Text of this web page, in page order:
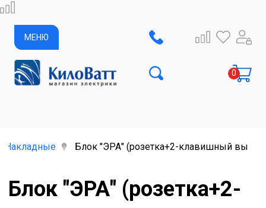
МЕНЮ
Накладные Блок "ЭРА" (розетка+2-клавишный
Блок "ЭРА" (розетка+2-